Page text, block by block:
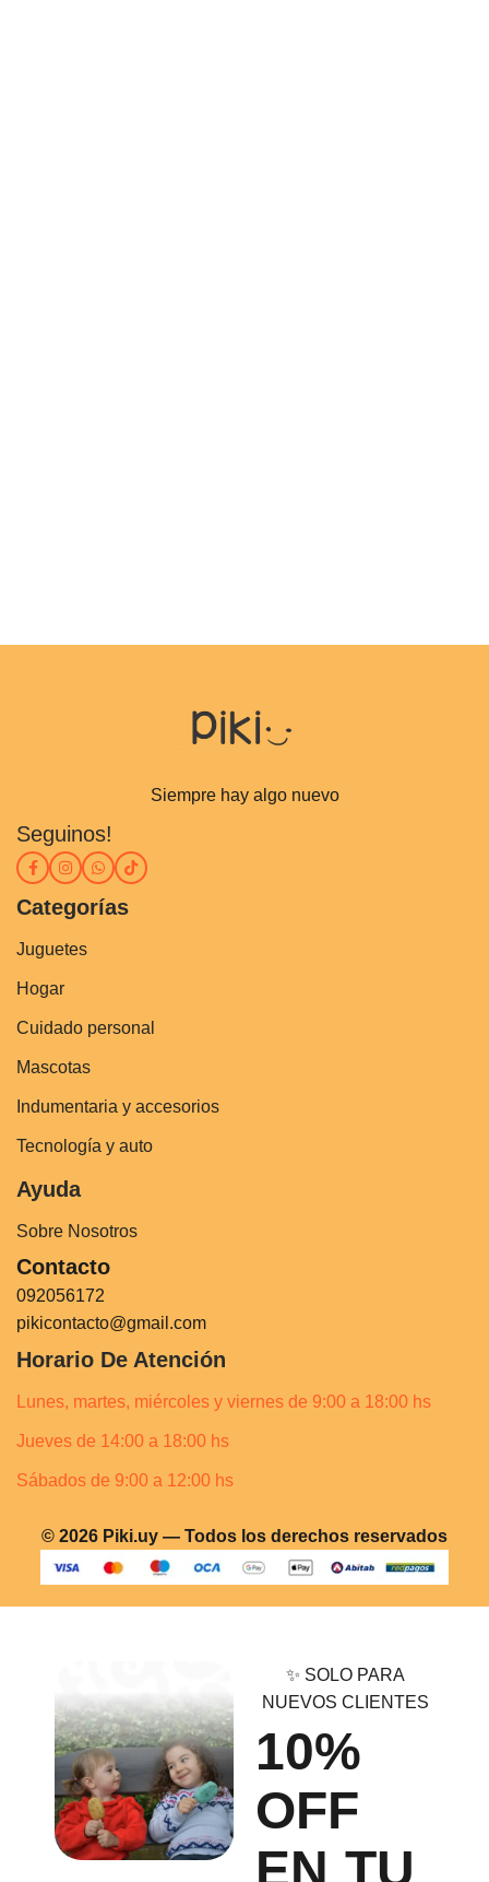
Siempre hay algo nuevo
Seguinos!
Categorías
Juguetes
Hogar
Cuidado personal
Mascotas
Indumentaria y accesorios
Tecnología y auto
Ayuda
Sobre Nosotros
Contacto
092056172
pikicontacto@gmail.com
Horario De Atención
Lunes, martes, miércoles y viernes de 9:00 a 18:00 hs
Jueves de 14:00 a 18:00 hs
Sábados de 9:00 a 12:00 hs
© 2026 Piki.uy — Todos los derechos reservados
✨ SOLO PARA
NUEVOS CLIENTES
10%
OFF
EN TU